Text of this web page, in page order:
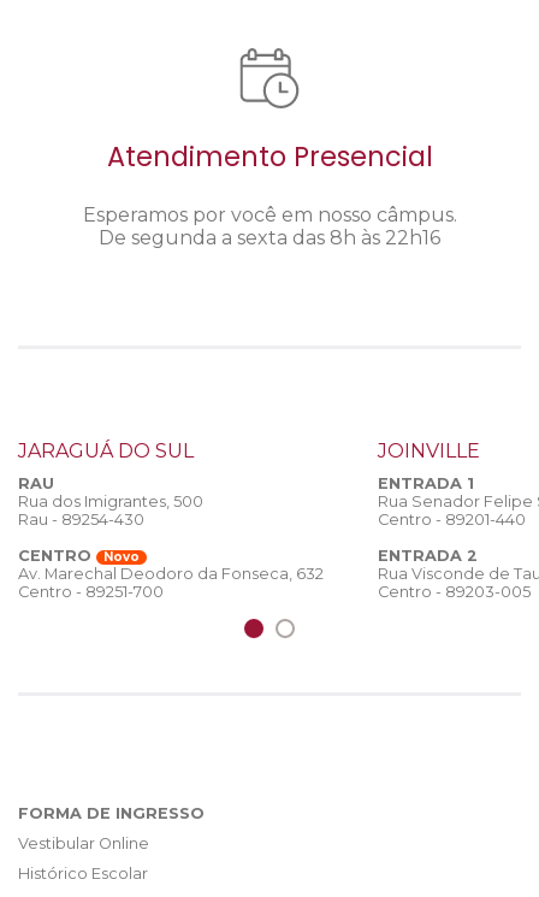
Atendimento Presencial
Esperamos por você em nosso câmpus.
De segunda a sexta das 8h às 22h16
JARAGUÁ DO SUL
RAU
Rua dos Imigrantes, 500
Rau - 89254-430
CENTRO
Novo
Av. Marechal Deodoro da Fonseca, 632
Centro - 89251-700
JOINVILLE
ENTRADA 1
Rua Senador
Centro - 89201-440
ENTRADA 2
Rua Visconde de
Centro - 89203-005
FORMA DE INGRESSO
Vestibular Online
Histórico Escolar